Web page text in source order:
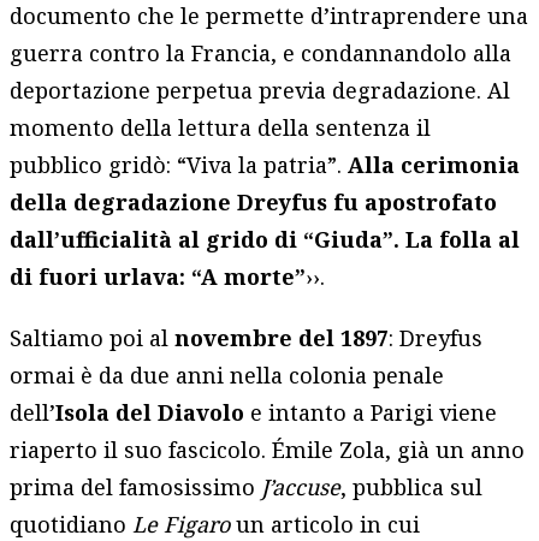
documento che le permette d’intraprendere una
guerra contro la Francia, e condannandolo alla
deportazione perpetua previa degradazione. Al
momento della lettura della sentenza il
pubblico gridò: “Viva la patria”.Alla cerimonia
della degradazione Dreyfus fu apostrofato
dall’ufficialità al grido di “Giuda”. La folla al
di fuori urlava: “A morte”››.
Saltiamo poi alnovembre del 1897: Dreyfus
ormai è da due anni nella colonia penale
dell’Isola del Diavolo e intanto a Parigi viene
riaperto il suo fascicolo. Émile Zola, già un anno
prima del famosissimo J’accuse, pubblica sul
quotidianoLe Figaroun articolo in cui